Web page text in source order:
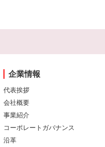
企業情報
代表挨拶
会社概要
事業紹介
コーポレートガバナンス
沿革